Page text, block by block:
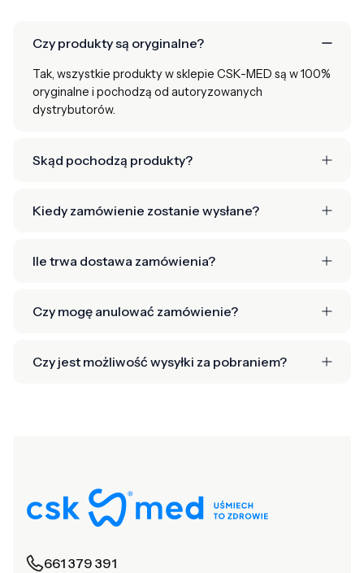
Czy produkty są oryginalne?
Tak, wszystkie produkty w sklepie CSK-MED są w 100%
oryginalne i pochodzą od autoryzowanych
dystrybutorów.
Skąd pochodzą produkty?
Kiedy zamówienie zostanie wysłane?
Ile trwa dostawa zamówienia?
Czy mogę anulować zamówienie?
Czy jest możliwość wysyłki za pobraniem?
661 379 391